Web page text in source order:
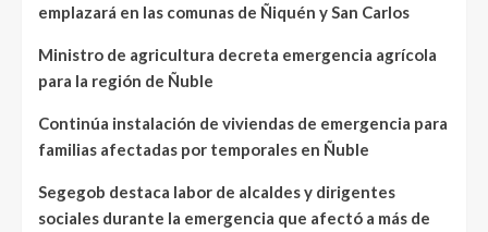
emplazará en las comunas de Ñiquén y San Carlos
Ministro de agricultura decreta emergencia agrícola
para la región de Ñuble
Continúa instalación de viviendas de emergencia para
familias afectadas por temporales en Ñuble
Segegob destaca labor de alcaldes y dirigentes
sociales durante la emergencia que afectó a más de